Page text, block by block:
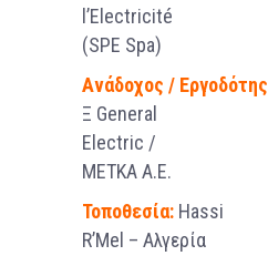
l’Electricité
(SPE Spa)
Ανάδοχος / Εργοδότης
Ξ General
Electric /
ΜΕΤΚΑ Α.Ε.
Τοποθεσία: Hassi
R’Mel – Αλγερία